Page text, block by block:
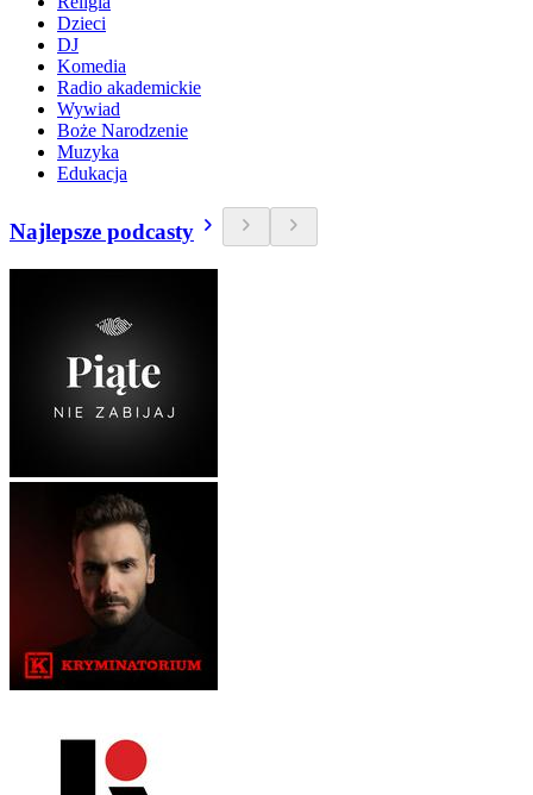
Dzieci
DJ
Komedia
Radio akademickie
Wywiad
Boże Narodzenie
Muzyka
Edukacja
Najlepsze podcasty